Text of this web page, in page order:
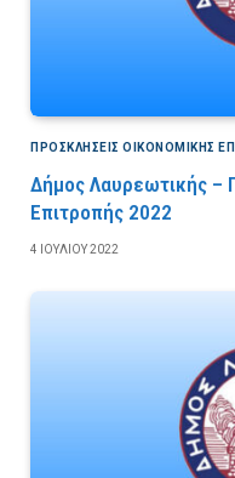
ΠΡΟΣΚΛΉΣΕΙΣ ΟΙΚΟΝΟΜΙΚΉΣ
Δήμος Λαυρεωτικής –
Επιτροπής 2022
4 ΙΟΥΛΊΟΥ 2022